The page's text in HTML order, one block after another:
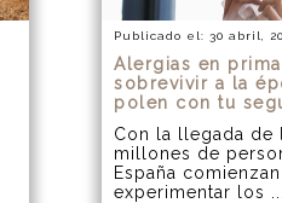
Publicado el: 30 abril,
Alergias en
sobrevivir a la
polen con tu
Con la llegada de
millones de
España comienzan
experimentar los ...